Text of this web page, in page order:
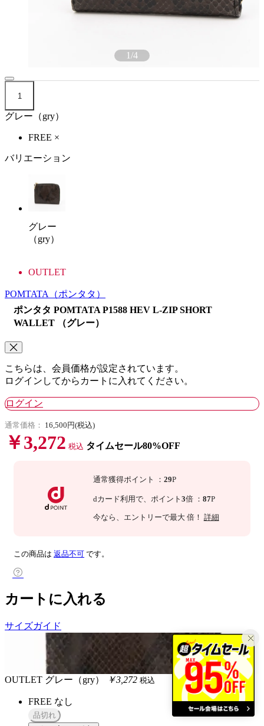
1/4
1
グレー（gry）
FREE ×
バリエーション
グレー
（gry）
OUTLET
POMTATA
（ポンタタ）
ポンタタ POMTATA P1588 HEV L-ZIP SHORT
WALLET （グレー）
こちらは、会員価格が設定されています。
ログインしてからカートに入れてください。
ログイン
通常価格： 16,500円(税込)
￥3,272 税込 タイムセール80%OFF
通常獲得ポイント ： 29P
dカード利用で、 ポイント 3倍 ： 87P
今なら 、エントリーで最大 倍！ 詳細
この商品は 返品不可 です。
カートに入れる
サイズガイド
OUTLET グレー（gry） ￥3,272 税込
FREE なし
品切れ